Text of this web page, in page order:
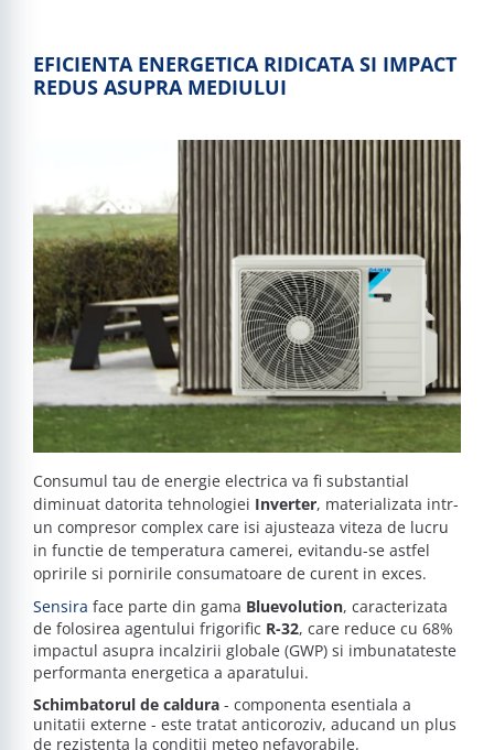
EFICIENTA ENERGETICA RIDICATA SI IMPACT
REDUS ASUPRA MEDIULUI
Consumul tau de energie electrica va fi substantial
diminuat datorita tehnologiei Inverter, materializata intr-
un compresor complex care isi ajusteaza viteza de lucru
in functie de temperatura camerei, evitandu-se astfel
opririle si pornirile consumatoare de curent in exces.
Sensira face parte din gama Bluevolution, caracterizata
de folosirea agentului frigorific R-32, care reduce cu 68%
impactul asupra incalzirii globale (GWP) si imbunatateste
performanta energetica a aparatului.
Schimbatorul de caldura - componenta esentiala a
unitatii externe - este tratat anticoroziv, aducand un plus
de rezistenta la conditii meteo nefavorabile.